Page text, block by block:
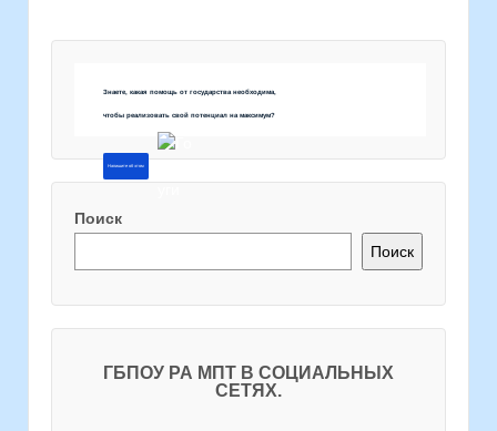
Знаете, какая помощь от государства необходима,
чтобы реализовать свой потенциал на максимум?
Напишите об этом
Поиск
Поиск
ГБПОУ РА МПТ В СОЦИАЛЬНЫХ
СЕТЯХ.